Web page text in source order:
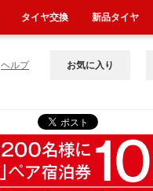
ヘルプ お気に入り
タイヤ交換 新品タイヤ